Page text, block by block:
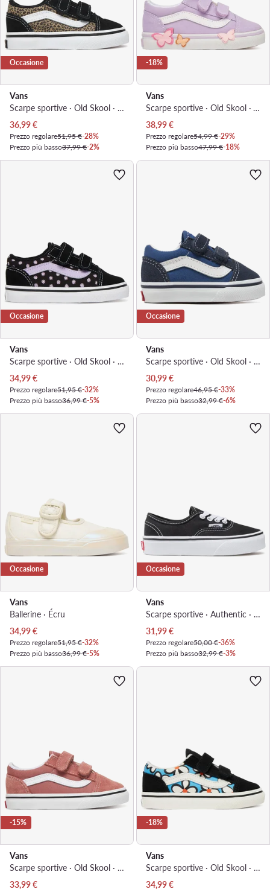
Occasione
Vans
Scarpe sportive · Old Skool · Marrone
Prezzo attuale
36,99€
Prezzo regolare51,95 €-28%
Prezzo più basso37,99 €-2%
-18%
Vans
Scarpe sportive · Old Skool · Viola
Prezzo attuale
38,99€
Prezzo regolare54,99 €-29%
Prezzo più basso47,99 €-18%
Occasione
Vans
Scarpe sportive · Old Skool · Nero
Prezzo attuale
34,99€
Prezzo regolare51,95 €-32%
Prezzo più basso36,99 €-5%
Occasione
Vans
Scarpe sportive · Old Skool · Blu scuro
Prezzo attuale
30,99€
Prezzo regolare46,95 €-33%
Prezzo più basso32,99 €-6%
Occasione
Vans
Ballerine · Écru
Prezzo attuale
34,99€
Prezzo regolare51,95 €-32%
Prezzo più basso36,99 €-5%
Occasione
Vans
Scarpe sportive · Authentic · Nero
Prezzo attuale
31,99€
Prezzo regolare50,00 €-36%
Prezzo più basso32,99 €-3%
-15%
Vans
Scarpe sportive · Old Skool · Rosa
Prezzo attuale
33,99€
-18%
Vans
Scarpe sportive · Old Skool · Blu
Prezzo attuale
34,99€